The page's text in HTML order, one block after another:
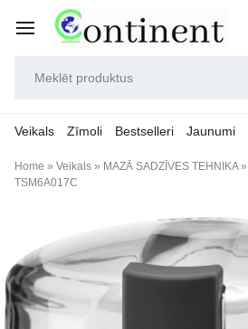
Veikals Zīmoli Bestselleri Jaunumi
Home » Veikals » MAZĀ SADZĪVES TEHNIKA»
TSM6A017C